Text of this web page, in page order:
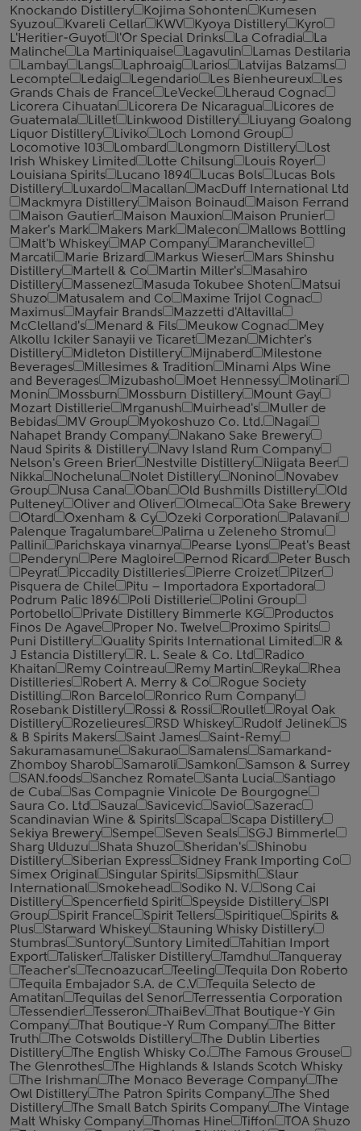
Knockando Distillery
Kojima Sohonten
Kumesen
Syuzou
Kvareli Cellar KWV Kyoya Distillery
Kyro
L'Heritier-Guyot
l'Or Special Drinks La Cofradia
La
Malinche
La Martiniquaise Lagavulin
Lamas Destilaria
Lambay
Langs Laphroaig Larios
Latvijas Balzams
Lecompte
Ledaig Legendario Les Bienheureux
Les
Grands Chais de France
LeVecke
Lheraud Cognac
Licorera Cihuatan
Licorera De Nicaragua
Licores de
Guatemala
Lillet Linkwood Distillery
Liuyang Goalong
Liquor Distillery
Liviko
Loch Lomond Group
Locomotive 103
Lombard Longmorn Distillery
Lost
Irish Whiskey Limited
Lotte Chilsung
Louis Royer
Louisiana Spirits
Lucano 1894 Lucas Bols
Lucas Bols
Distillery
Luxardo Macallan
MacDuff International Ltd
Mackmyra Distillery
Maison Boinaud
Maison Ferrand
Maison Gautier
Maison Mauxion
Maison Prunier
Maker's Mark
Makers Mark Malecon
Mallows Bottling
Malt'b Whiskey
MAP Company
Marancheville
Marcati
Marie Brizard Markus Wieser
Mars Shinshu
Distillery
Martell & Co Martin Miller's
Masahiro
Distillery
Massenez Masuda Tokubee Shoten
Matsui
Shuzo
Matusalem and Co
Maxime Trijol Cognac
Maximus
Mayfair Brands
Mazzetti d'Altavilla
McClelland's
Menard & Fils Meukow Cognac
Mey
Alkollu Ickiler Sanayii ve Ticaret
Mezan
Michter's
Distillery
Midleton Distillery Mijnaberd
Milestone
Beverages
Millesimes & Tradition
Minami Alps Wine
and Beverages
Mizubasho Moet Hennessy
Molinari
Monin
Mossburn Mossburn Distillery
Mount Gay
Mozart Distillerie
Mrganush Muirhead's
Muller de
Bebidas
MV Group Myokoshuzo Co. Ltd.
Nagai
Nahapet Brandy Company
Nakano Sake Brewery
Naud Spirits & Distillery
Navy Island Rum Company
Nelson's Green Brier
Nestville Distillery
Niigata Beer
Nikka
Nocheluna Nolet Distillery Nonino
Novabev
Group
Nusa Cana Oban Old Bushmills Distillery
Old
Pulteney
Oliver and Oliver Olmeca
Ota Sake Brewery
Otard
Oxenham & Cy Ozeki Corporation
Palavani
Palenque Tragalumbare
Palirna u Zeleneho Stromu
Pallini
Parichskaya vinarnya Pearse Lyons
Peat's Beast
Penderyn
Pere Magloire Pernod Ricard
Peter Busch
Peyrat
Piccadily Distilleries Pierre Croizet
Pilzer
Pisquera de Chile
Pitu – Importadora Exportadora
Podrum Palic 1896
Poli Distillerie
Polini Group
Portobello
Private Distillery Bimmerle KG
Productos
Finos De Agave
Proper No. Twelve
Proximo Spirits
Puni Distillery
Quality Spirits International Limited
R &
J Estancia Distillery
R. L. Seale & Co. Ltd
Radico
Khaitan
Remy Cointreau Remy Martin Reyka
Rhea
Distilleries
Robert A. Merry & Co
Rogue Society
Distilling
Ron Barcelo
Ronrico Rum Company
Rosebank Distillery
Rossi & Rossi Roullet
Royal Oak
Distillery
Rozelieures RSD Whiskey Rudolf Jelinek
S
& B Spirits Makers
Saint James
Saint-Remy
Sakuramasamune
Sakurao Samalens
Samarkand-
Zhomboy Sharob
Samaroli Samkon
Samson & Surrey
SAN.foods
Sanchez Romate Santa Lucia
Santiago
de Cuba
Sas Compagnie Vinicole De Bourgogne
Saura Co. Ltd
Sauza Savicevic Savio
Sazerac
Scandinavian Wine & Spirits
Scapa
Scapa Distillery
Sekiya Brewery
Sempe Seven Seals
SGJ Bimmerle
Sharg Ulduzu
Shata Shuzo Sheridan's
Shinobu
Distillery
Siberian Express
Sidney Frank Importing Co
Simex Original
Singular Spirits Sipsmith
Slaur
International
Smokehead Sodiko N. V.
Song Cai
Distillery
Spencerfield Spirit Speyside Distillery
SPI
Group
Spirit France Spirit Tellers Spiritique
Spirits &
Plus
Starward Whiskey
Stauning Whisky Distillery
Stumbras
Suntory Suntory Limited
Tahitian Import
Export
Talisker Talisker Distillery Tamdhu
Tanqueray
Teacher's
Tecnoazucar Teeling
Tequila Don Roberto
Tequila Embajador S.A. de C.V
Tequila Selecto de
Amatitan
Tequilas del Senor
Terressentia Corporation
Tessendier
Tesseron ThaiBev
That Boutique-Y Gin
Company
That Boutique-Y Rum Company
The Bitter
Truth
The Cotswolds Distillery
The Dublin Liberties
Distillery
The English Whisky Co.
The Famous Grouse
The Glenrothes
The Highlands & Islands Scotch Whisky
The Irishman
The Monaco Beverage Company
The
Owl Distillery
The Patron Spirits Company
The Shed
Distillery
The Small Batch Spirits Company
The Vintage
Malt Whisky Company
Thomas Hine Tiffon
TOA Shuzo